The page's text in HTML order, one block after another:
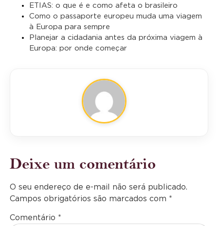
ETIAS: o que é e como afeta o brasileiro
Como o passaporte europeu muda uma viagem
à Europa para sempre
Planejar a cidadania antes da próxima viagem à
Europa: por onde começar
Deixe um comentário
O seu endereço de e-mail não será publicado.
Campos obrigatórios são marcados com *
Comentário *